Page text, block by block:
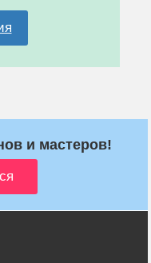
и мастеров!